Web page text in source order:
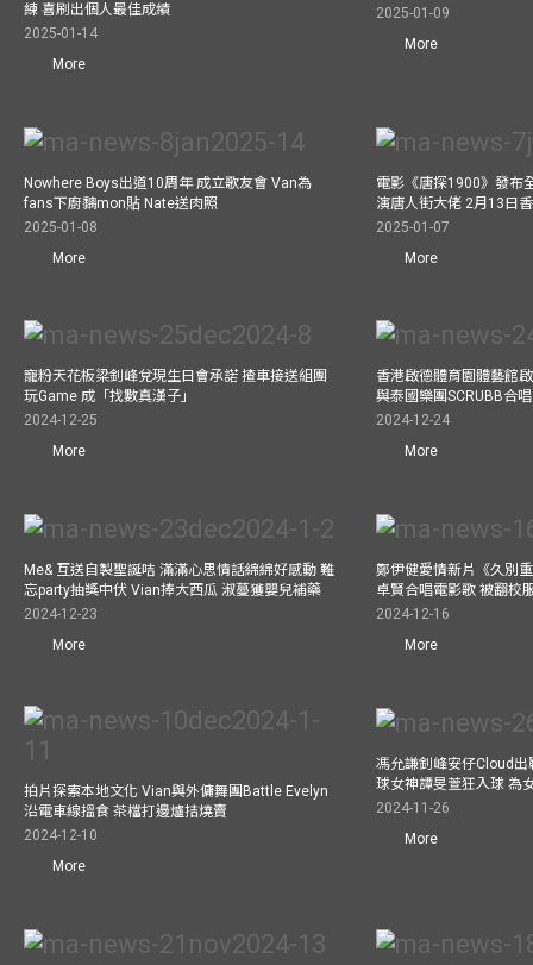
練 喜刷出個人最佳成績
2025-01-14
More
2025-01-09
More
Nowhere Boys出道10周年 成立歌友會 Van為
fans下廚黐mon貼 Nate送肉照
2025-01-08
More
電影《唐探1900》發布
演唐人街大佬 2月13日
2025-01-07
More
寵粉天花板梁釗峰兌現生日會承諾 揸車接送組團
玩Game 成「找數真漢子」
2024-12-25
More
香港啟德體育園體藝館
與泰國樂團SCRUBB合
2024-12-24
More
Me& 互送自製聖誕咭 滿滿心思情話綿綿好感動 難
忘party抽獎中伏 Vian捧大西瓜 淑蔓獲嬰兒補藥
2024-12-23
More
鄭伊健愛情新片《久別
卓賢合唱電影歌 被翻校
2024-12-16
More
拍片探索本地文化 Vian與外傭舞團Battle Evelyn
沿電車線搵食 茶檔打邊爐拮燒賣
2024-12-10
More
馮允謙釗峰安仔Cloud
球女神譚旻萱狂入球 為
2024-11-26
More